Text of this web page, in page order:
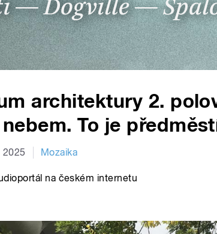
architektury 2.
To je
2025 Mozaika
na českém internetu